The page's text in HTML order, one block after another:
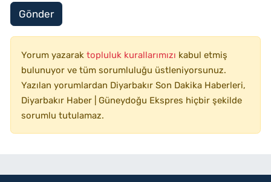
Gönder
Yorum yazarak topluluk kurallarımızı kabul etmiş
bulunuyor ve tüm sorumluluğu üstleniyorsunuz.
Yazılan yorumlardan Diyarbakır Son Dakika Haberleri,
Diyarbakır Haber | Güneydoğu Ekspres hiçbir şekilde
sorumlu tutulamaz.